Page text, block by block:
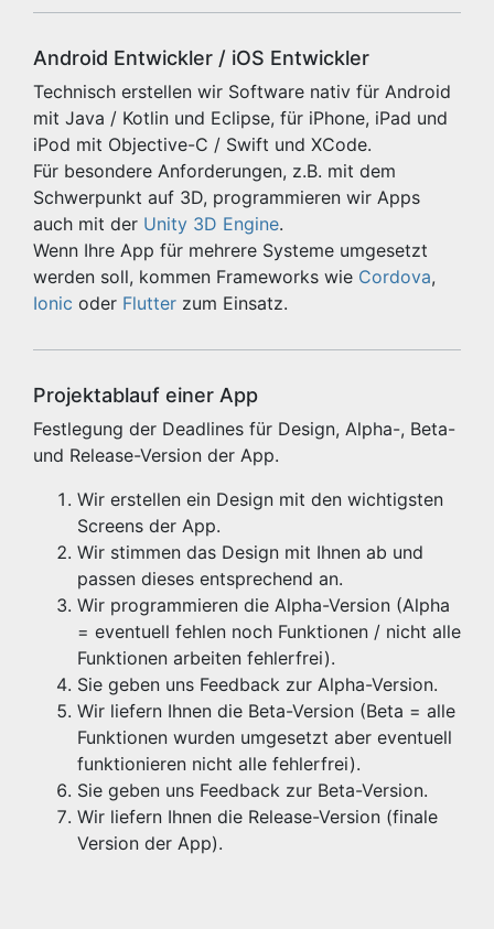
Android Entwickler / iOS Entwickler
Technisch erstellen wir Software nativ für Android
mit Java / Kotlin und Eclipse, für iPhone, iPad und
iPod mit Objective-C / Swift und XCode.
Für besondere Anforderungen, z.B. mit dem
Schwerpunkt auf 3D, programmieren wir Apps
auch mit der Unity 3D Engine.
Wenn Ihre App für mehrere Systeme umgesetzt
werden soll, kommen Frameworks wie Cordova,
Ionic oder Flutter zum Einsatz.
Projektablauf einer App
Festlegung der Deadlines für Design, Alpha-, Beta-
und Release-Version der App.
Wir erstellen ein Design mit den wichtigsten
Screens der App.
Wir stimmen das Design mit Ihnen ab und
passen dieses entsprechend an.
Wir programmieren die Alpha-Version (Alpha
= eventuell fehlen noch Funktionen / nicht alle
Funktionen arbeiten fehlerfrei).
Sie geben uns Feedback zur Alpha-Version.
Wir liefern Ihnen die Beta-Version (Beta = alle
Funktionen wurden umgesetzt aber eventuell
funktionieren nicht alle fehlerfrei).
Sie geben uns Feedback zur Beta-Version.
Wir liefern Ihnen die Release-Version (finale
Version der App).